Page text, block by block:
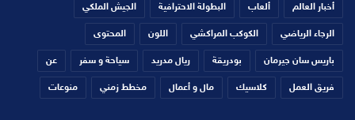
أخبار العالم ألعاب البطولة الاحترافية الجيش الملكي
الرجاء الرياضي الكوكب المراكشي اللون المحتوى
باريس سان جيرمان بودريقة ريال مدريد سياحة و سفر عن
فريق العمل كلاسيك مال و أعمال مخطط زمني منوعات